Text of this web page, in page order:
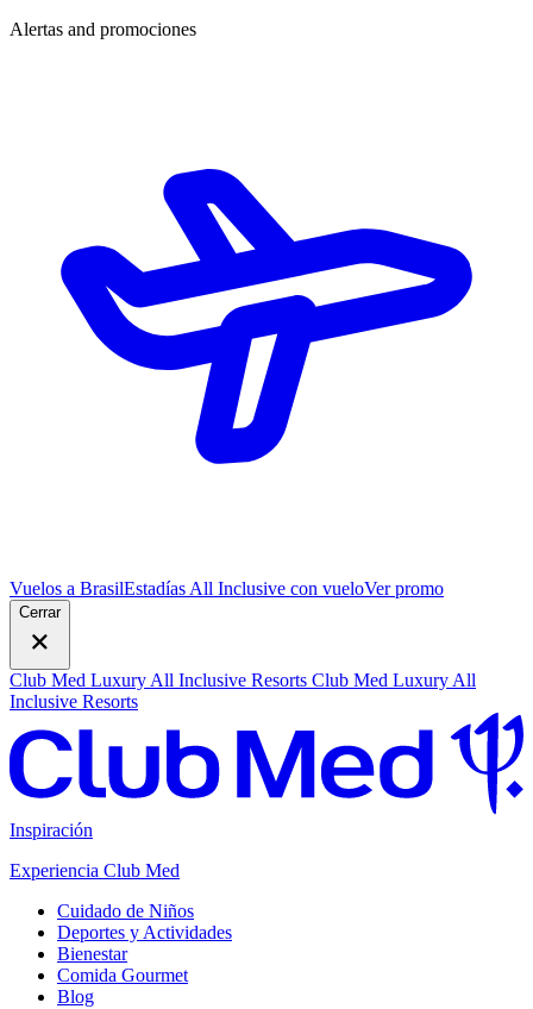
Alertas and promociones
Vuelos a BrasilEstadías All Inclusive con vueloVer promo
Cerrar
Club Med Luxury All Inclusive Resorts Club Med Luxury All
Inclusive Resorts
Inspiración
Experiencia Club Med
Cuidado de Niños
Deportes y Actividades
Bienestar
Comida Gourmet
Blog